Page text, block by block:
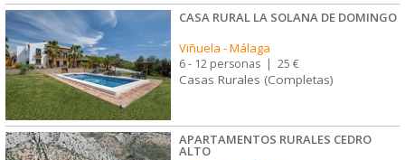
CASA RURAL LA SOLANA DE DOMINGO
Viñuela -Málaga
6 - 12 personas | 25 €
Casas Rurales (Completas)
APARTAMENTOS RURALES CEDRO
ALTO